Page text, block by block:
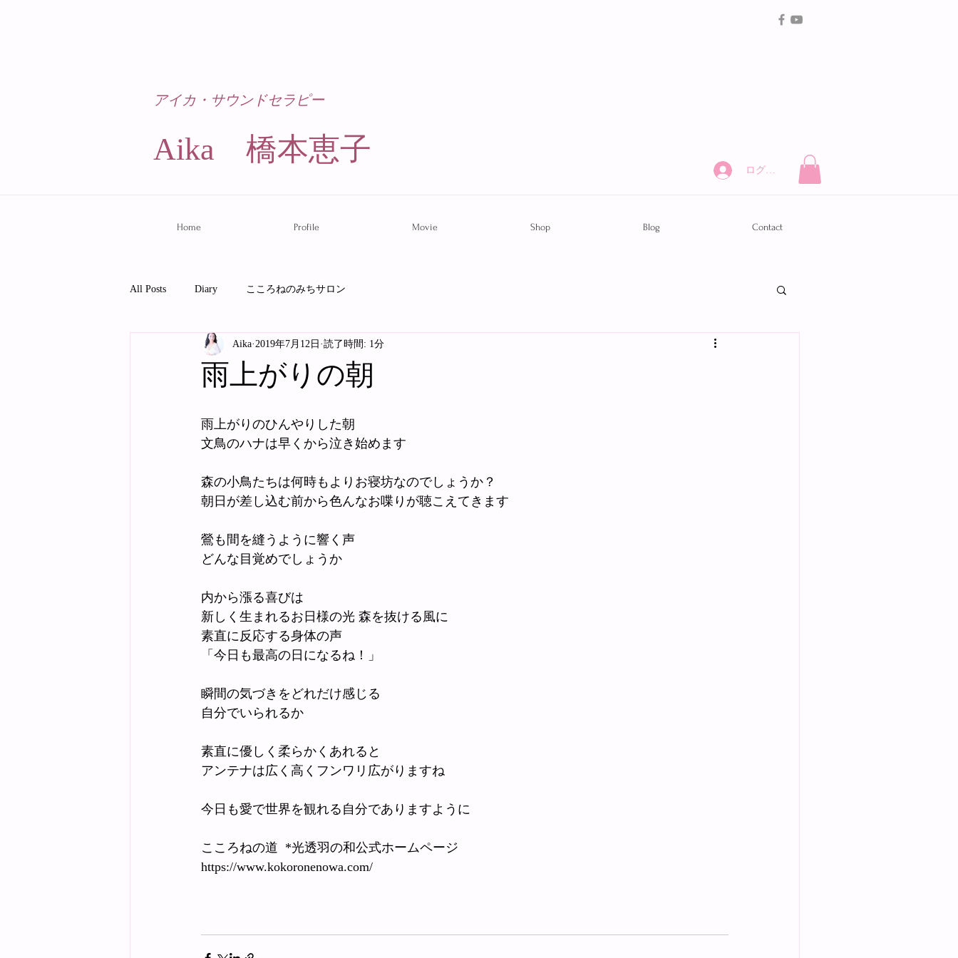
アイカ・サウンドセラピー
Aika 橋本恵子​
ログイン
Home Profile Movie Shop Blog Contact
All Posts Diary こころねのみちサロン
雨上がりの朝
Aika 2019年7月12日 読了時間: 1分
雨上がりのひんやりした朝
文鳥のハナは早くから泣き始めます
森の小鳥たちは何時もよりお寝坊なのでしょうか？
朝日が差し込む前から色んなお喋りが聴こえてきます
鶯も間を縫うように響く声
どんな目覚めでしょうか
内から漲る喜びは
新しく生まれるお日様の光 森を抜ける風に
素直に反応する身体の声
「今日も最高の日になるね！」
瞬間の気づきをどれだけ感じる
自分でいられるか
素直に優しく柔らかくあれると
アンテナは広く高くフンワリ広がりますね
今日も愛で世界を観れる自分でありますように
こころねの道  *光透羽の和公式ホームページ
https://www.kokoronenowa.com/